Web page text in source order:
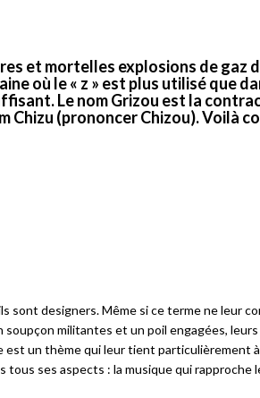
et mortelles explosions de gaz
où le « z » est plus utilisé que
Le nom Grizou est la
Chizu (prononcer Chizou). Voilà
sont designers. Même si ce terme ne leur
militantes et un poil engagées,
un thème qui leur tient particulièrement
ses aspects : la musique qui rapproche